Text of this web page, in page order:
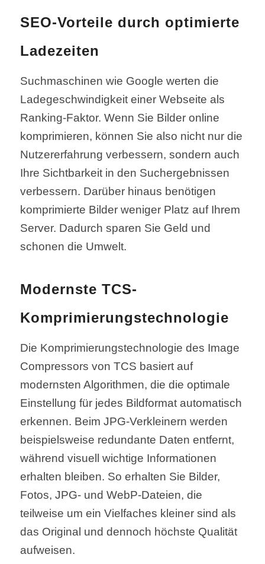
SEO-Vorteile durch optimierte
Ladezeiten
Suchmaschinen wie Google werten die
Ladegeschwindigkeit einer Webseite als
Ranking-Faktor. Wenn Sie Bilder online
komprimieren, können Sie also nicht nur die
Nutzererfahrung verbessern, sondern auch
Ihre Sichtbarkeit in den Suchergebnissen
verbessern. Darüber hinaus benötigen
komprimierte Bilder weniger Platz auf Ihrem
Server. Dadurch sparen Sie Geld und
schonen die Umwelt.
Modernste TCS-
Komprimierungstechnologie
Die Komprimierungstechnologie des Image
Compressors von TCS basiert auf
modernsten Algorithmen, die die optimale
Einstellung für jedes Bildformat automatisch
erkennen. Beim JPG-Verkleinern werden
beispielsweise redundante Daten entfernt,
während visuell wichtige Informationen
erhalten bleiben. So erhalten Sie Bilder,
Fotos, JPG- und WebP-Dateien, die
teilweise um ein Vielfaches kleiner sind als
das Original und dennoch höchste Qualität
aufweisen.